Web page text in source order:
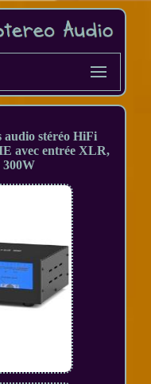
audio stéréo HiFi
avec entrée XLR,
300W